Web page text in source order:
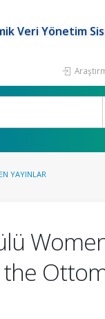
Veri Yönetim
YAYINLAR